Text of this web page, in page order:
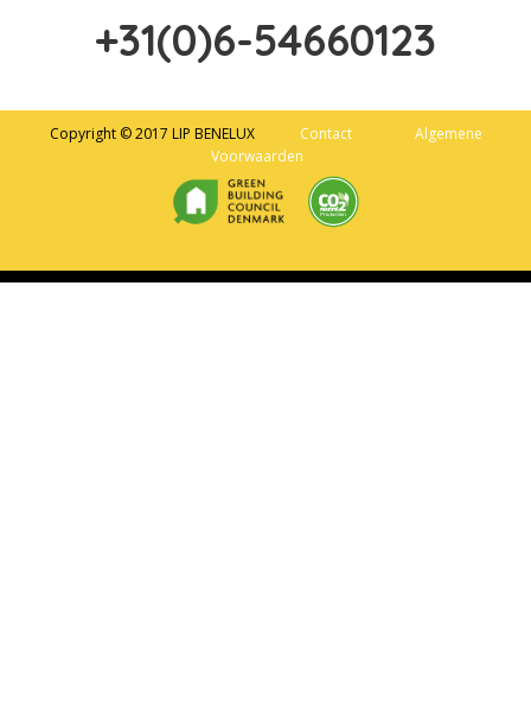
+31(0)6-54660123
Copyright © 2017 LIP BENELUX Contact
Algemene
Voorwaarden